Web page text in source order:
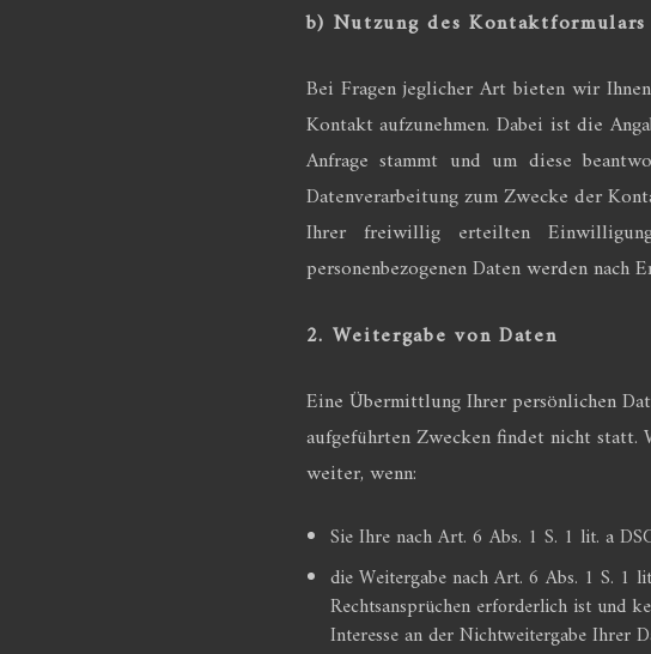
b) Nutzung des Kontaktformulars
Bei Fragen jeglicher Art bieten wir
Kontakt aufzunehmen. Dabei ist die
Anfrage stammt und um diese
Datenverarbeitung zum Zwecke der
Ihrer freiwillig erteilten
personenbezogenen Daten werden
2. Weitergabe von Daten
Eine Übermittlung Ihrer persönlichen
aufgeführten Zwecken findet nicht statt.
weiter, wenn:
Sie Ihre nach Art. 6 Abs. 1 S. 1 lit. a
die Weitergabe nach Art. 6 Abs. 1 S. 1
Rechtsansprüchen erforderlich ist und
Interesse an der Nichtweitergabe Ihrer